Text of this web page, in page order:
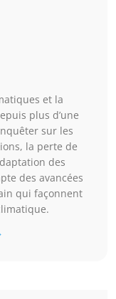
et la
plus d’une
sur les
la perte de
des
des avancées
qui façonnent